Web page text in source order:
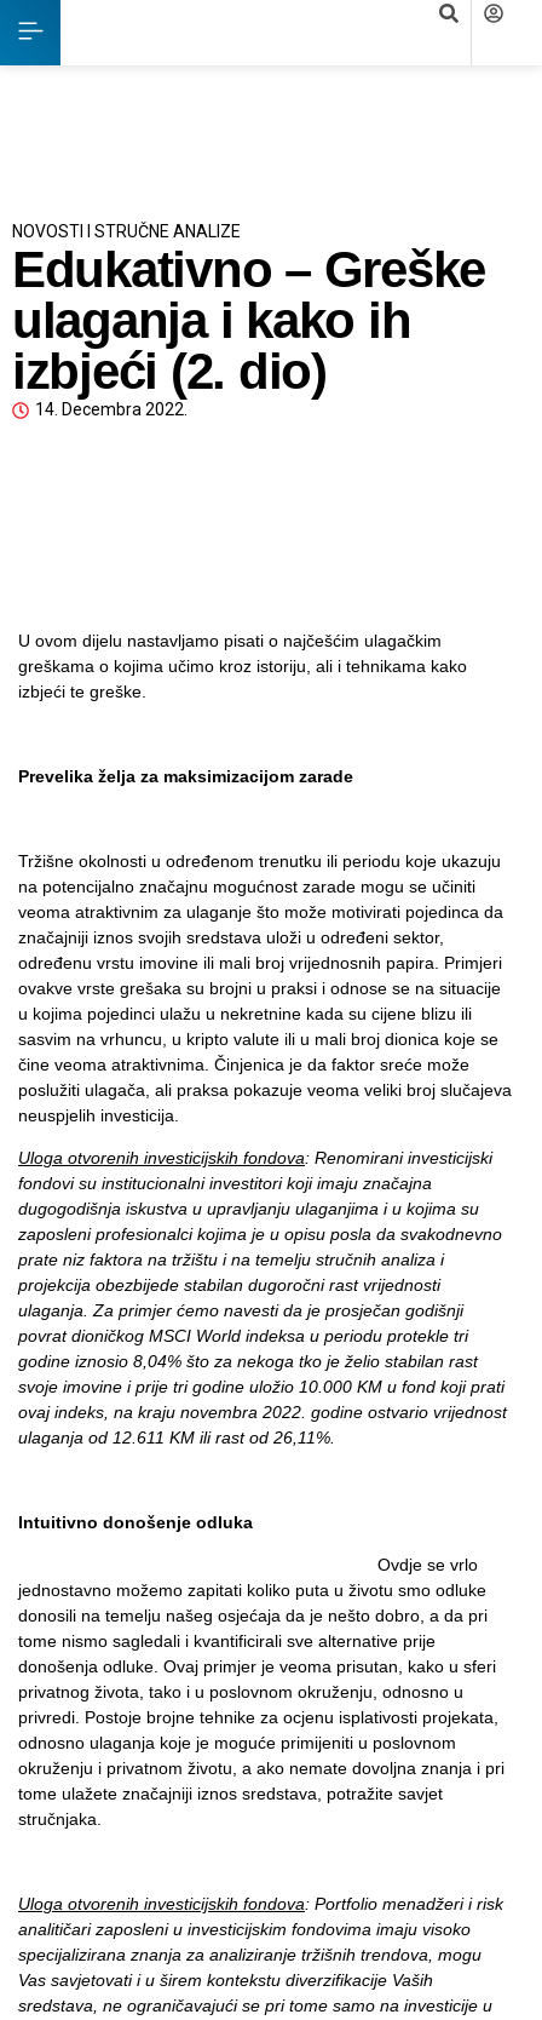
NOVOSTI I STRUČNE ANALIZE
Edukativno – Greške
ulaganja i kako ih
izbjeći (2. dio)
14. Decembra 2022.
U ovom dijelu nastavljamo pisati o najčešćim ulagačkim
greškama o kojima učimo kroz istoriju, ali i tehnikama kako
izbjeći te greške.
Prevelika želja za maksimizacijom zarade
Tržišne okolnosti u određenom trenutku ili periodu koje ukazuju
na potencijalno značajnu mogućnost zarade mogu se učiniti
veoma atraktivnim za ulaganje što može motivirati pojedinca da
značajniji iznos svojih sredstava uloži u određeni sektor,
određenu vrstu imovine ili mali broj vrijednosnih papira. Primjeri
ovakve vrste grešaka su brojni u praksi i odnose se na situacije
u kojima pojedinci ulažu u nekretnine kada su cijene blizu ili
sasvim na vrhuncu, u kripto valute ili u mali broj dionica koje se
čine veoma atraktivnima. Činjenica je da faktor sreće može
poslužiti ulagača, ali praksa pokazuje veoma veliki broj slučajeva
neuspjelih investicija.
Uloga otvorenih investicijskih fondova: Renomirani investicijski
fondovi su institucionalni investitori koji imaju značajna
dugogodišnja iskustva u upravljanju ulaganjima i u kojima su
zaposleni profesionalci kojima je u opisu posla da svakodnevno
prate niz faktora na tržištu i na temelju stručnih analiza i
projekcija obezbijede stabilan dugoročni rast vrijednosti
ulaganja. Za primjer ćemo navesti da je prosječan godišnji
povrat dioničkog MSCI World indeksa u periodu protekle tri
godine iznosio 8,04% što za nekoga tko je želio stabilan rast
svoje imovine i prije tri godine uložio 10.000 KM u fond koji prati
ovaj indeks, na kraju novembra 2022. godine ostvario vrijednost
ulaganja od 12.611 KM ili rast od 26,11%.
Intuitivno donošenje odluka
Ovdje se vrlo
jednostavno možemo zapitati koliko puta u životu smo odluke
donosili na temelju našeg osjećaja da je nešto dobro, a da pri
tome nismo sagledali i kvantificirali sve alternative prije
donošenja odluke. Ovaj primjer je veoma prisutan, kako u sferi
privatnog života, tako i u poslovnom okruženju, odnosno u
privredi. Postoje brojne tehnike za ocjenu isplativosti projekata,
odnosno ulaganja koje je moguće primijeniti u poslovnom
okruženju i privatnom životu, a ako nemate dovoljna znanja i pri
tome ulažete značajniji iznos sredstava, potražite savjet
stručnjaka.
Uloga otvorenih investicijskih fondova: Portfolio menadžeri i risk
analitičari zaposleni u investicijskim fondovima imaju visoko
specijalizirana znanja za analiziranje tržišnih trendova, mogu
Vas savjetovati i u širem kontekstu diverzifikacije Vaših
sredstava, ne ograničavajući se pri tome samo na investicije u